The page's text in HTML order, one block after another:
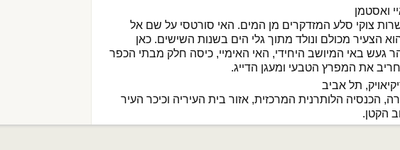
ואסטמן
צוקי סלע המזדקרים מן המים. האי סורטסי על שם אל
הצעיר מכולם ונולד מתוך גלי הים בשנות השישים. כאן
געש באי המיושב היחידי, האי האימיי, כיסה חלק מבתי הכפר
את המפרץ הטבעי ומעגן הדייג.
תל אביב
הכנסיה הלותרנית המרכזית, אזור בית העיריה וכיכר העיר
הקטן.